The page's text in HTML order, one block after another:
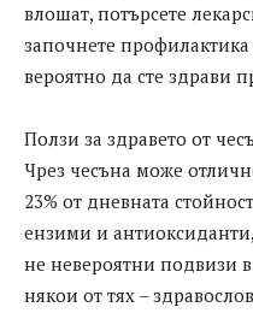
влошат, потърсете
започнете
вероятно да сте здрави
Ползи за здравето от
Чрез чесъна може
23% от дневната
ензими и
не невероятни подвизи
някои от тях –